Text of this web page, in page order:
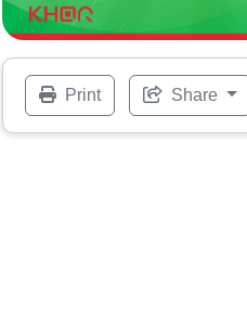
Print Share